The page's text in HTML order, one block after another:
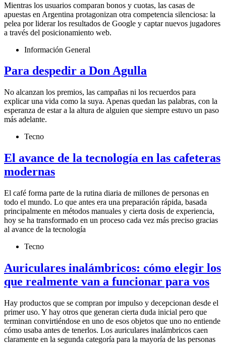
Mientras los usuarios comparan bonos y cuotas, las casas de
apuestas en Argentina protagonizan otra competencia silenciosa: la
pelea por liderar los resultados de Google y captar nuevos jugadores
a través del posicionamiento web.
Información General
Para despedir a Don Agulla
No alcanzan los premios, las campañas ni los recuerdos para
explicar una vida como la suya. Apenas quedan las palabras, con la
esperanza de estar a la altura de alguien que siempre estuvo un paso
más adelante.
Tecno
El avance de la tecnología en las cafeteras
modernas
El café forma parte de la rutina diaria de millones de personas en
todo el mundo. Lo que antes era una preparación rápida, basada
principalmente en métodos manuales y cierta dosis de experiencia,
hoy se ha transformado en un proceso cada vez más preciso gracias
al avance de la tecnología
Tecno
Auriculares inalámbricos: cómo elegir los
que realmente van a funcionar para vos
Hay productos que se compran por impulso y decepcionan desde el
primer uso. Y hay otros que generan cierta duda inicial pero que
terminan convirtiéndose en uno de esos objetos que uno no entiende
cómo usaba antes de tenerlos. Los auriculares inalámbricos caen
claramente en la segunda categoría para la mayoría de las personas